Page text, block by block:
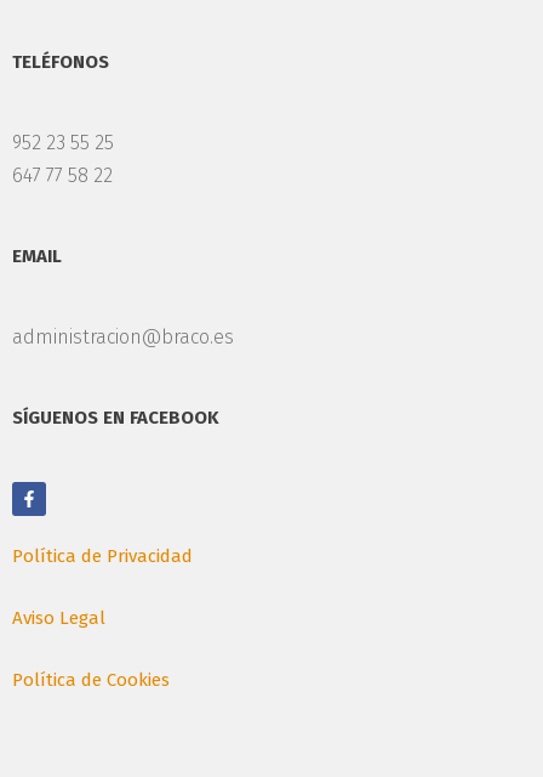
TELÉFONOS
952 23 55 25
647 77 58 22
EMAIL
administracion@braco.es
SÍGUENOS EN FACEBOOK
Política de Privacidad
Aviso Legal
Política de Cookies